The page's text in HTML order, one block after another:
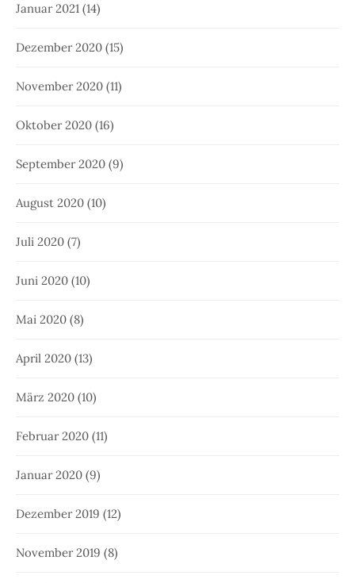
Januar 2021 (14)
Dezember 2020 (15)
November 2020 (11)
Oktober 2020 (16)
September 2020 (9)
August 2020 (10)
Juli 2020 (7)
Juni 2020 (10)
Mai 2020 (8)
April 2020 (13)
März 2020 (10)
Februar 2020 (11)
Januar 2020 (9)
Dezember 2019 (12)
November 2019 (8)